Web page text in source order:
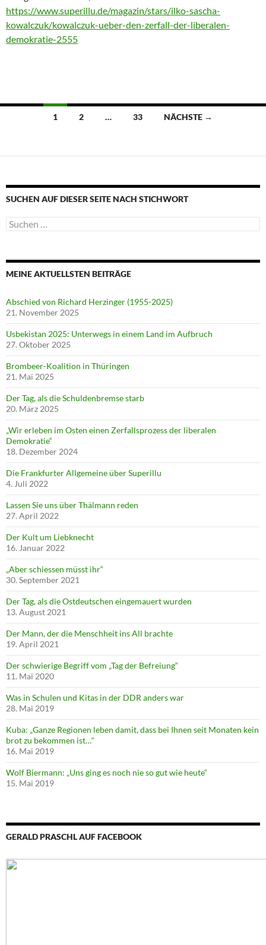
https://www.superillu.de/magazin/stars/ilko-sascha-
kowalczuk/kowalczuk-ueber-den-zerfall-der-liberalen-
demokratie-2555
Beitragsnavigation
1 2 … 33 NÄCHSTE →
SUCHEN AUF DIESER SEITE NACH STICHWORT
Suche
nach:
MEINE AKTUELLSTEN BEITRÄGE
Abschied von Richard Herzinger (1955-2025)
21. November 2025
Usbekistan 2025: Unterwegs in einem Land im Aufbruch
27. Oktober 2025
Brombeer-Koalition in Thüringen
21. Mai 2025
Der Tag, als die Schuldenbremse starb
20. März 2025
„Wir erleben im Osten einen Zerfallsprozess der liberalen
Demokratie“
18. Dezember 2024
Die Frankfurter Allgemeine über Superillu
4. Juli 2022
Lassen Sie uns über Thälmann reden
27. April 2022
Der Kult um Liebknecht
16. Januar 2022
„Aber schiessen müsst ihr“
30. September 2021
Der Tag, als die Ostdeutschen eingemauert wurden
13. August 2021
Der Mann, der die Menschheit ins All brachte
19. April 2021
Der schwierige Begriff vom „Tag der Befreiung“
11. Mai 2020
Was in Schulen und Kitas in der DDR anders war
28. Mai 2019
Kuba: „Ganze Regionen leben damit, dass bei Ihnen seit Monaten kein
brot zu bekommen ist…“
16. Mai 2019
Wolf Biermann: „Uns ging es noch nie so gut wie heute“
15. Mai 2019
GERALD PRASCHL AUF FACEBOOK